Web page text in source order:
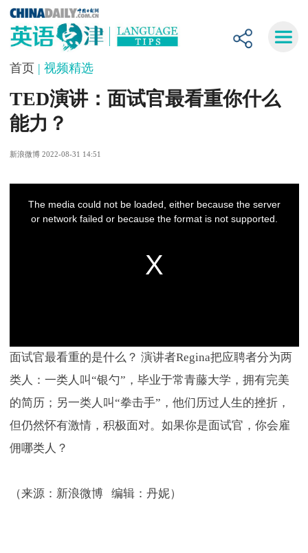
首页 | 视频精选
TED演讲：面试官最看重你什么
能力？
新浪微博 2022-08-31 14:51
面试官最看重的是什么？ 演讲者Regina把应聘者分为两
类人：一类人叫“银勺”，毕业于常青藤大学，拥有完美
的简历；另一类人叫“拳击手”，他们历过人生的挫折，
但仍然怀有激情，积极面对。如果你是面试官，你会雇
佣哪类人？
（来源：新浪微博 编辑：丹妮）